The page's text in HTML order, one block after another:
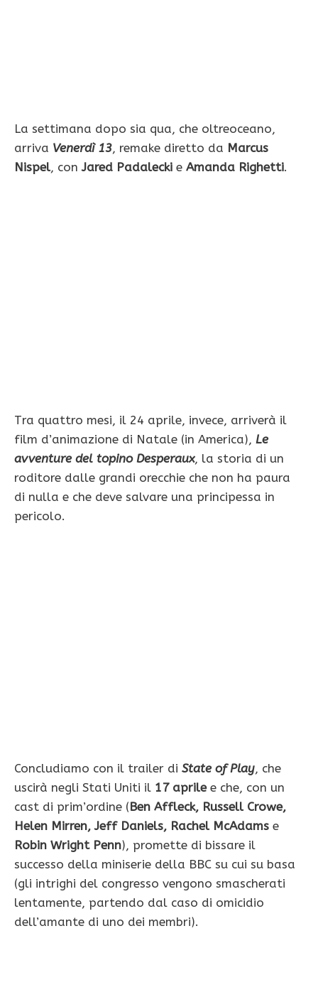
La settimana dopo sia qua, che oltreoceano,
arriva Venerdì 13, remake diretto da Marcus
Nispel, conJared Padalecki e Amanda Righetti.
Tra quattro mesi, il 24 aprile, invece, arriverà il
film d’animazione di Natale (in America), Le
avventure del topino Desperaux, la storia di un
roditore dalle grandi orecchie che non ha paura
di nulla e che deve salvare una principessa in
pericolo.
Concludiamo con il trailer di State of Play, che
uscirà negli Stati Uniti il 17 aprilee che, con un
cast di prim’ordine (Ben Affleck, Russell Crowe,
Helen Mirren, Jeff Daniels, Rachel McAdams e
Robin Wright Penn), promette di bissare il
successo della miniserie della BBC su cui su basa
(gli intrighi del congresso vengono smascherati
lentamente, partendo dal caso di omicidio
dell’amante di uno dei membri).